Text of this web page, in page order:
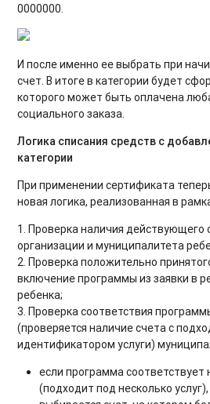
0000000.
И после именно ее выбрать при
счет. В итоге в категории будет
которого может быть оплачена
социального заказа.
Логика списания средств с
категории
При применении сертификата
новая логика, реализованная в
1. Проверка наличия действующего
организации и муниципалитета
2. Проверка положительно
включение программы из заявки в
ребенка;
3. Проверка соответствия
(проверяется наличие счета с
идентификатором услуги)
если программа соответствует
(подходит под несколько